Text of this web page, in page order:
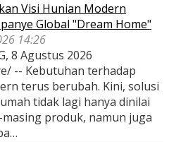
Visi Hunian Modern
Global "Dream Home"
14:26
8 Agustus 2026
-- Kebutuhan terhadap
terus berubah. Kini, solusi
tidak lagi hanya dinilai
produk, namun juga